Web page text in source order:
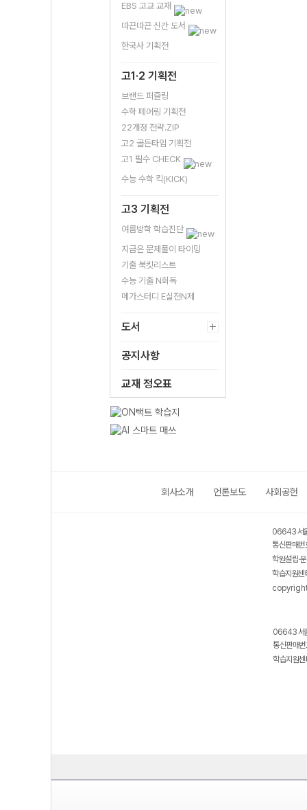
EBS 고교 교재
따끈따끈 신간 도서
한국사 기획전
고1·2 기획전
브랜드 퍼즐링
수학 페어링 기획전
22개정 전략.ZIP
고2 골든타임 기획전
고1 필수 CHECK
수능 수학 킥(KICK)
고3 기획전
여름방학 학습진단
지금은 문제풀이 타이밍
기출 북킷리스트
수능 기출 N회독
메가스터디 E실전N제
도서
공지사항
교재 정오표
회사소개 언론보도 사회공헌
06643 서
통신판매
학원설립·
학습지원
06643 서
통신판매
학습지원